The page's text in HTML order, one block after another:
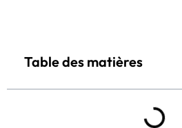
Table des matières